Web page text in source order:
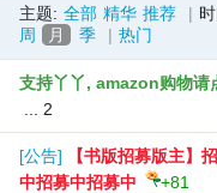
主题: 全部 精华 推荐 |
周
月 季 | 热门
支持丫丫, amazon购物请
2
[公告]
【书版招募版主】
中招募中招募中
+81